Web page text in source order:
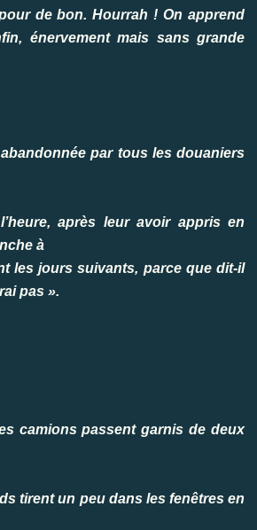
de bon. Hourrah ! On apprend
énervement mais sans grande
par tous les douaniers
après leur avoir appris en
à
les jours suivants, parce que dit-il
pas ».
camions passent garnis de deux
tirent un peu dans les fenêtres en